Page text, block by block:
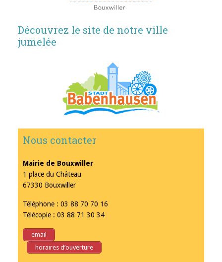
Découvrez le site de notre ville
jumelée
Nous contacter
Mairie de Bouxwiller
1 place du Château
67330 Bouxwiller
Téléphone : 03 88 70 70 16
Télécopie : 03 88 71 30 34
email
horaires d’ouverture